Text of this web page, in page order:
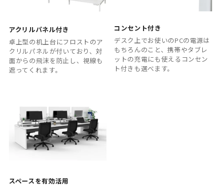
アクリルパネル付き
卓上型の机上台にフロストのア
クリルパネルが付いており、対
面からの飛沫を防止し、視線も
遮ってくれます。
コンセント付き
デスク上でお使いのPCの電源は
もちろんのこと、携帯やタブレ
ットの充電にも使えるコンセン
ト付きも選べます。
スペースを有効活用